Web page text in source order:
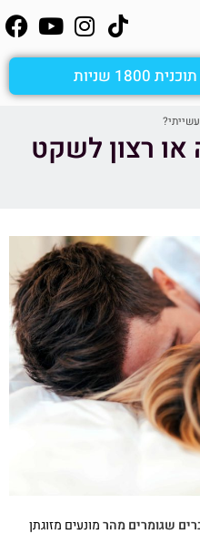
שניות
או רצון לשקט
שגומרים מהרמונעים מזוגתן